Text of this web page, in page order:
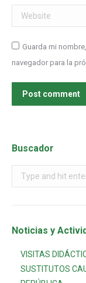
Website
Guarda mi
navegador para la
Post comment
Buscador
Noticias y
VISITAS
SUSTITUTOS